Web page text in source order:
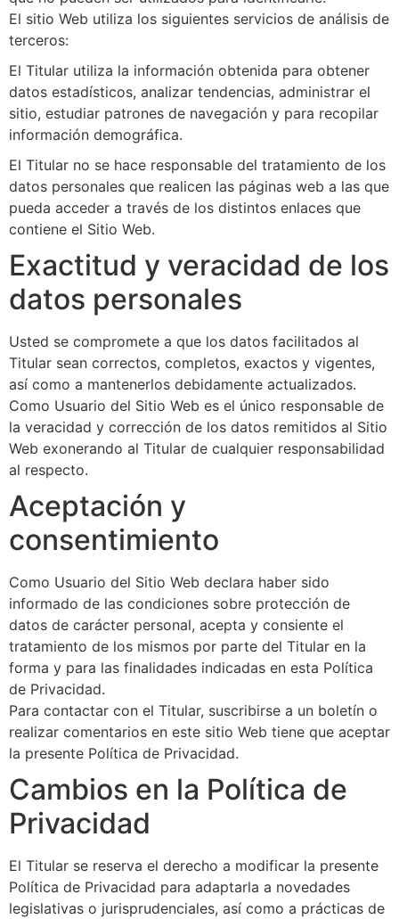
El sitio Web utiliza los siguientes servicios de análisis de
terceros:
El Titular utiliza la información obtenida para obtener
datos estadísticos, analizar tendencias, administrar el
sitio, estudiar patrones de navegación y para recopilar
información demográfica.
El Titular no se hace responsable del tratamiento de los
datos personales que realicen las páginas web a las que
pueda acceder a través de los distintos enlaces que
contiene el Sitio Web.
Exactitud y veracidad de los
datos personales
Usted se compromete a que los datos facilitados al
Titular sean correctos, completos, exactos y vigentes,
así como a mantenerlos debidamente actualizados.
Como Usuario del Sitio Web es el único responsable de
la veracidad y corrección de los datos remitidos al Sitio
Web exonerando al Titular de cualquier responsabilidad
al respecto.
Aceptación y
consentimiento
Como Usuario del Sitio Web declara haber sido
informado de las condiciones sobre protección de
datos de carácter personal, acepta y consiente el
tratamiento de los mismos por parte del Titular en la
forma y para las finalidades indicadas en esta Política
de Privacidad.
Para contactar con el Titular, suscribirse a un boletín o
realizar comentarios en este sitio Web tiene que aceptar
la presente Política de Privacidad.
Cambios en la Política de
Privacidad
El Titular se reserva el derecho a modificar la presente
Política de Privacidad para adaptarla a novedades
legislativas o jurisprudenciales, así como a prácticas de